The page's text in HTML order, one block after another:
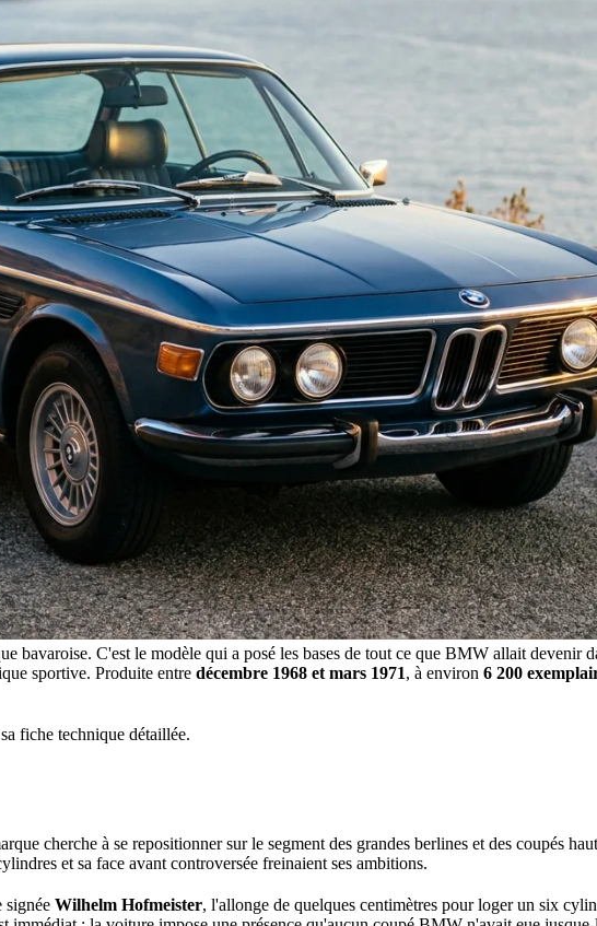
bavaroise. C'est le modèle qui a posé les bases de tout ce que BMW allait devenir
sportive. Produite entre décembre 1968 et mars 1971, à environ 6 200
fiche technique détaillée.
cherche à se repositionner sur le segment des grandes berlines et des coupés
et sa face avant controversée freinaient ses ambitions.
signée Wilhelm Hofmeister, l'allonge de quelques centimètres pour loger un six